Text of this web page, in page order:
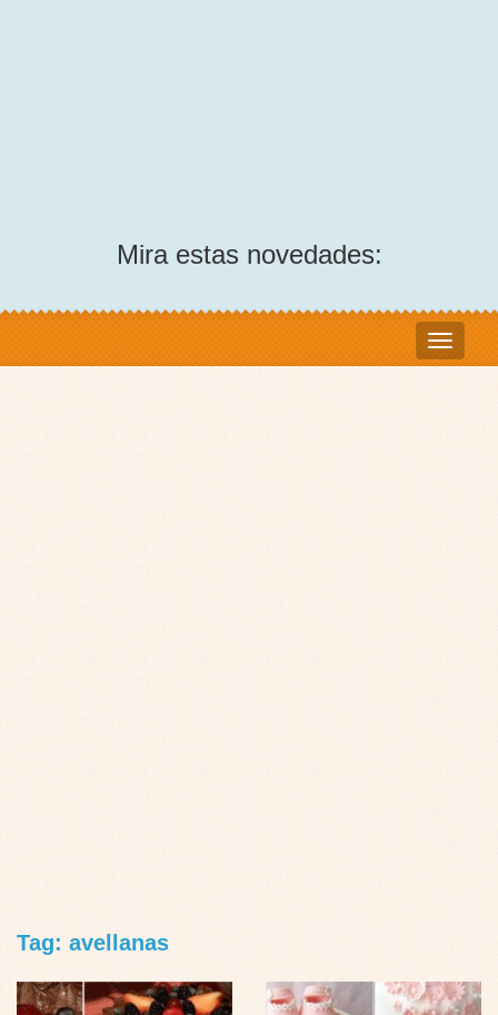
Mira estas novedades:
Tag: avellanas